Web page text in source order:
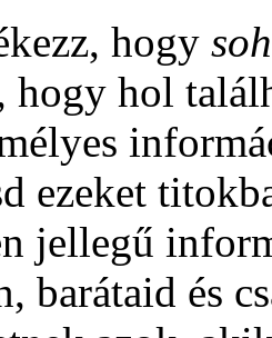
hogy
hogy hol
ezeket
jellegű
barátaid és